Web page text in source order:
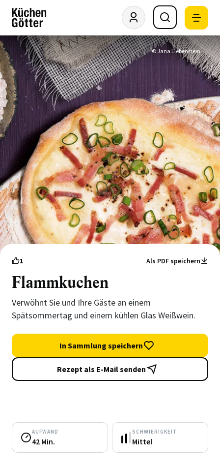
© Jana Liebenstein
1 Als PDF speichern
Flammkuchen
Verwöhnt Sie und Ihre Gäste an einem
Spätsommertag und einem kühlen Glas Weißwein.
In Sammlung speichern
Rezept als E-Mail senden
AUFWAND
42 Min.
SCHWIERIGKEIT
Mittel